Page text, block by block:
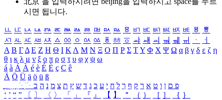
시면 됩니다.
ㅥ ㅦ ㅧ ㅨ ㅩ ㅪ ㅫ ㅬ ㅭ ㅮ ㅯ ㅰ ㅱ ㅲ ㅳ ㅴ ㅵ ㅶ ㅷ ㅸ
ㅹ
ㅺ ㅻ ㅼ ㅽ ㅾ ㅿ ㆀ ㆁ ㆂ ㆃ ㆄ ㆅ ㆆ ㆇ ㆈ ㆉ ㆊ ㆋ ㆌ ㆍ
ㆎ
Α Β ΓΔ Ε Ζ Η Θ Ι ΚΛ Μ Ν Ξ Ο Π Ρ Σ ΤΥ Φ Χ Ψ Ω α β γ δ ε ζ η
θ ι κ λ μ ν ξ ο π ρ σ τ υ φ χ ψ ω
á à Á À é è É È ç Ç ê
Ä Ö Ü ä ö ü ß
ִֶֹ ֻּ ׁׂ פ ם ן ו ט א ר ק ף ך ל ח י ע כ ג ד ש ץ ת צ מ נ ה ב
‘ ’ “ ” 〔 〕 〈 〉 「 」 『 』 【 】 ＂ （ ） ［ ］ ｛ ｝